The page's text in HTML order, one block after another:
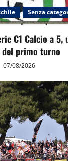
Senza
C1 Calcio a
del primo turno
07/08/2026